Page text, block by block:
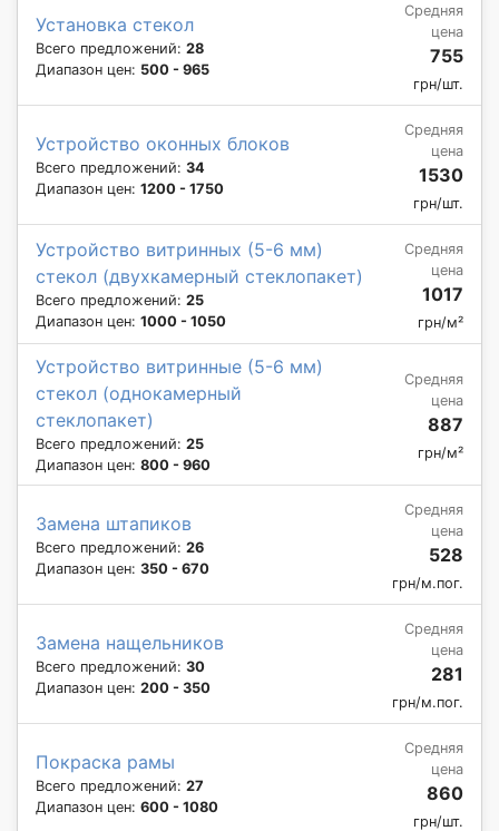
Установка стекол
Всего предложений: 28
Диапазон цен: 500 - 965
Средняя
цена
755
грн/шт.
Устройство оконных блоков
Всего предложений: 34
Диапазон цен: 1200 - 1750
Средняя
цена
1530
грн/шт.
Устройство витринных (5-6 мм)
стекол (двухкамерный стеклопакет)
Всего предложений: 25
Диапазон цен: 1000 - 1050
Средняя
цена
1017
грн/м²
Устройство витринные (5-6 мм)
стекол (однокамерный
стеклопакет)
Всего предложений: 25
Диапазон цен: 800 - 960
Средняя
цена
887
грн/м²
Замена штапиков
Всего предложений: 26
Диапазон цен: 350 - 670
Средняя
цена
528
грн/м.пог.
Замена нащельников
Всего предложений: 30
Диапазон цен: 200 - 350
Средняя
цена
281
грн/м.пог.
Покраска рамы
Всего предложений: 27
Диапазон цен: 600 - 1080
Средняя
цена
860
грн/шт.